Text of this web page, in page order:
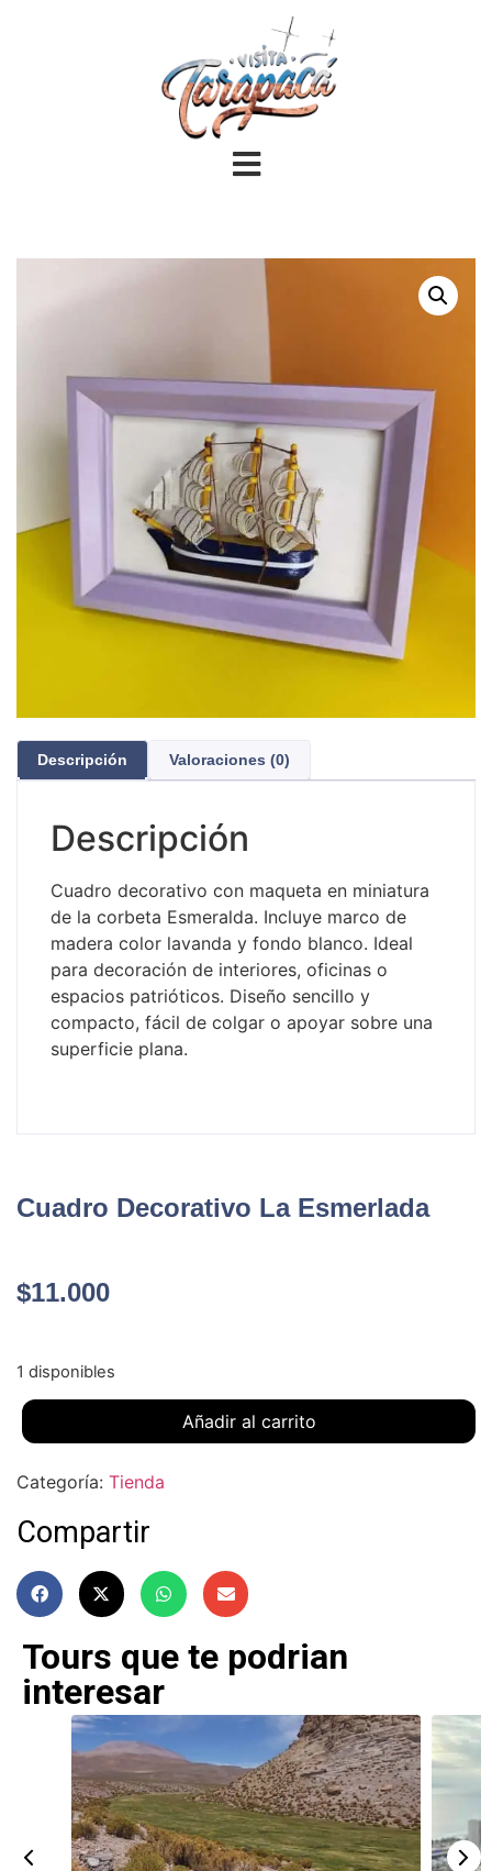
Descripción Valoraciones (0)
Descripción
Cuadro decorativo con maqueta en miniatura
de la corbeta Esmeralda. Incluye marco de
madera color lavanda y fondo blanco. Ideal
para decoración de interiores, oficinas o
espacios patrióticos. Diseño sencillo y
compacto, fácil de colgar o apoyar sobre una
superficie plana.
Cuadro Decorativo La Esmerlada
$11.000
1 disponibles
Añadir al carrito
Categoría: Tienda
Compartir
Tours que te podrian
interesar